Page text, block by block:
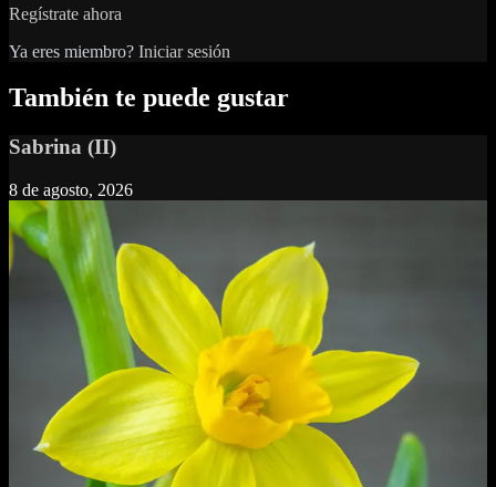
Regístrate ahora
Ya eres miembro? Iniciar sesión
También te puede gustar
Sabrina (II)
8 de agosto, 2026